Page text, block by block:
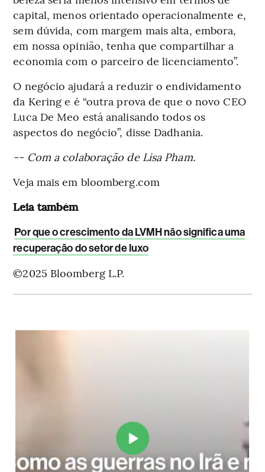
capital, menos orientado operacionalmente e,
sem dúvida, com margem mais alta, embora,
em nossa opinião, tenha que compartilhar a
economia com o parceiro de licenciamento”.
O negócio ajudará a reduzir o endividamento
da Kering e é “outra prova de que o novo CEO
Luca De Meo está analisando todos os
aspectos do negócio”, disse Dadhania.
-- Com a colaboração de Lisa Pham.
Veja mais em bloomberg.com
Leia também
Por que o crescimento da LVMH não significa uma
recuperação do setor de luxo
©2025 Bloomberg L.P.